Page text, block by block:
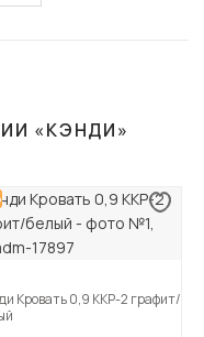
«КЭНДИ»
Кровать 0,9 ККР-2 графит/